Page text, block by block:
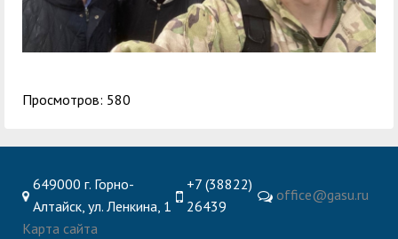
Просмотров: 580
649000 г. Горно-
Алтайск, ул. Ленкина, 1
+7 (38822)
26439
office@gasu.ru
Карта сайта